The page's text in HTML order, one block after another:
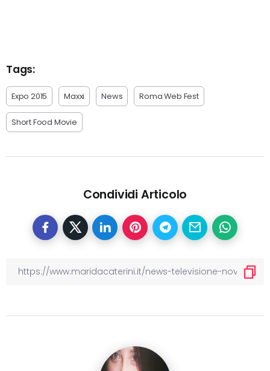
Tags:
Expo 2015 Maxxi News Roma Web Fest
Short Food Movie
Condividi Articolo